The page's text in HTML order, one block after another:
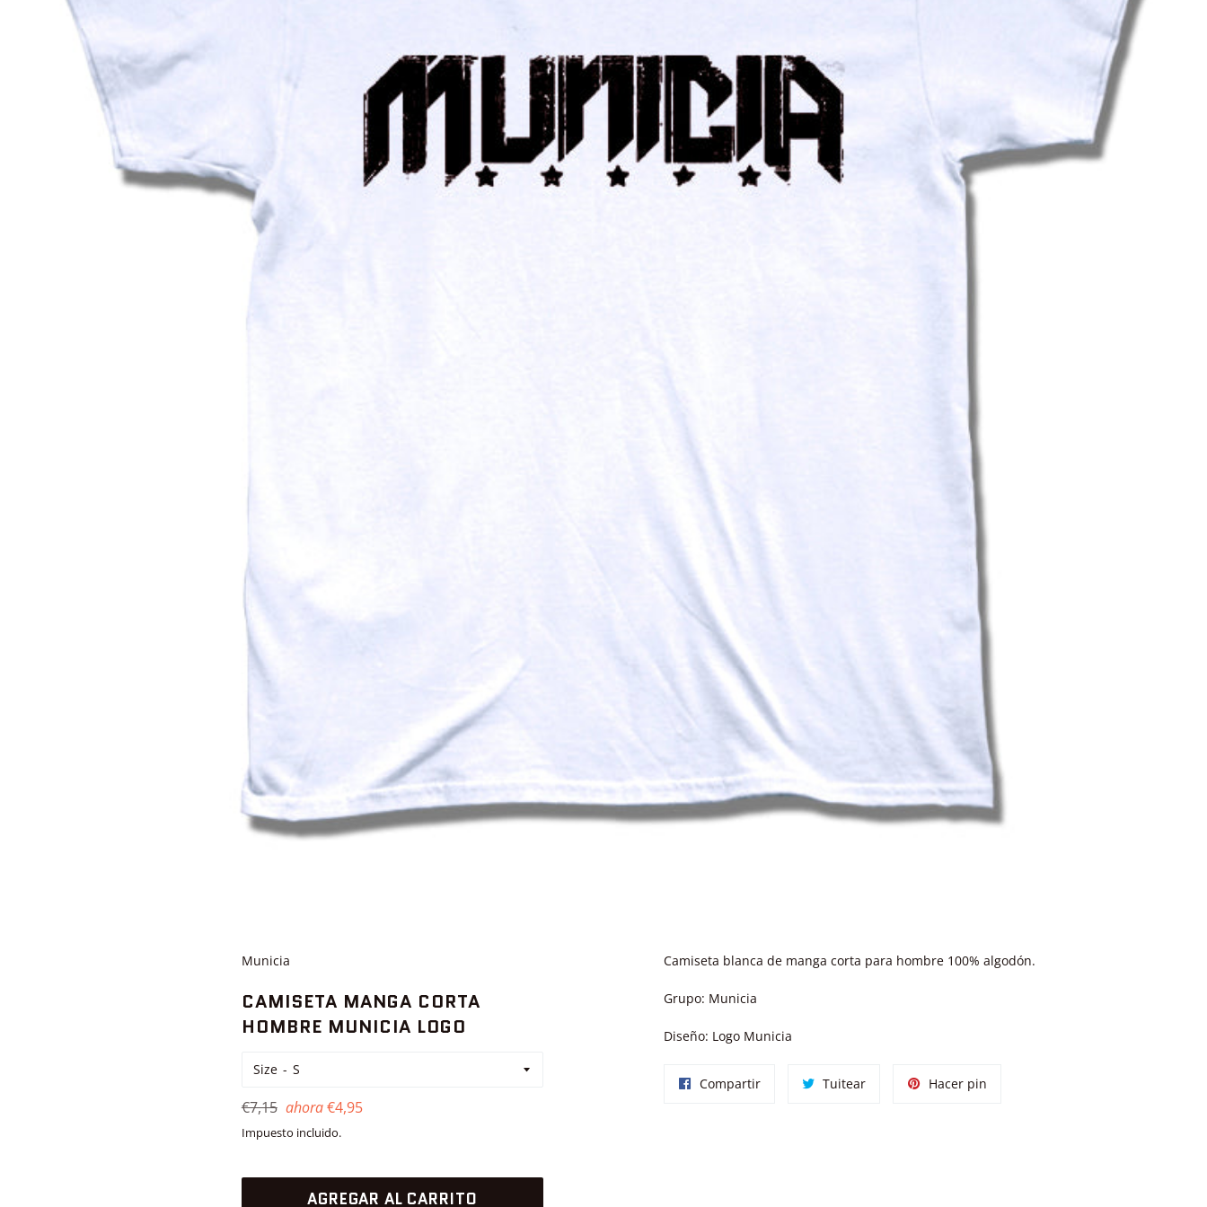
Municia
CAMISETA MANGA CORTA
HOMBRE MUNICIA LOGO
Size
Precio
habitual
€7,15 ahora€4,95
Impuesto incluido.
AGREGAR AL CARRITO
Camiseta blanca de manga corta para hombre 100% algodón.
Grupo: Municia
Diseño: Logo Municia
CompartirCompartir TuitearTuitear
Hacer pin